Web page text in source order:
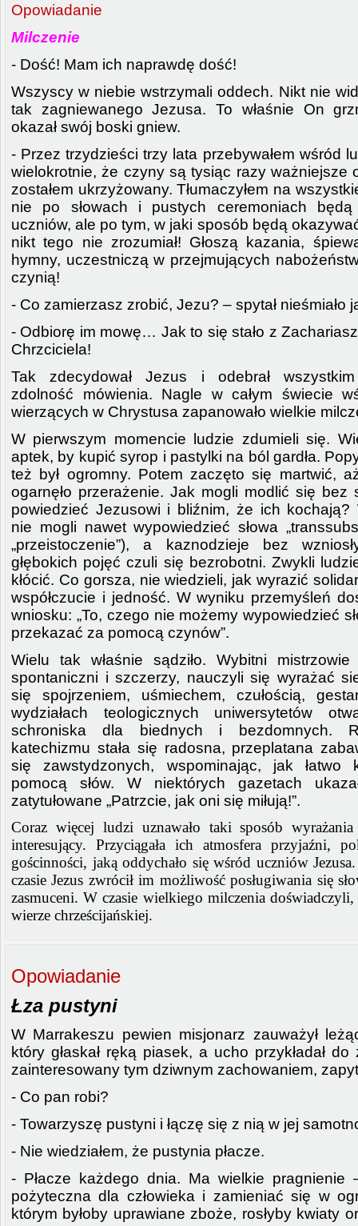
Opowiadanie
Milczenie
- Dość! Mam ich naprawdę dość!
Wszyscy w niebie wstrzymali oddech. Nikt nie
tak zagniewanego Jezusa. To właśnie On
okazał swój boski gniew.
- Przez trzydzieści trzy lata przebywałem wśród
wielokrotnie, że czyny są tysiąc razy ważniejsze
zostałem ukrzyżowany. Tłumaczyłem na
nie po słowach i pustych ceremoniach
uczniów, ale po tym, w jaki sposób będą
nikt tego nie zrozumiał! Głoszą kazania,
hymny, uczestniczą w przejmujących
czynią!
- Co zamierzasz zrobić, Jezu? – spytał nieśmiało
- Odbiorę im mowę… Jak to się stało z
Chrzciciela!
Tak zdecydował Jezus i odebrał
zdolność mówienia. Nagle w całym świecie
wierzących w Chrystusa zapanowało wielkie
W pierwszym momencie ludzie zdumieli się.
aptek, by kupić syrop i pastylki na ból gardła.
też był ogromny. Potem zaczęto się martwić,
ogarnęło przerażenie. Jak mogli modlić się bez
powiedzieć Jezusowi i bliźnim, że ich kochają?
nie mogli nawet wypowiedzieć słowa
„przeistoczenie”), a kaznodzieje bez
głębokich pojęć czuli się bezrobotni. Zwykli
kłócić. Co gorsza, nie wiedzieli, jak wyrazić
współczucie i jedność. W wyniku przemyśleń
wniosku: „To, czego nie możemy wypowiedzieć
przekazać za pomocą czynów”.
Wielu tak właśnie sądziło. Wybitni
spontaniczni i szczerzy, nauczyli się wyrażać
się spojrzeniem, uśmiechem, czułością,
wydziałach teologicznych uniwersytetów
schroniska dla biednych i bezdomnych.
katechizmu stała się radosna, przeplatana
się zawstydzonych, wspominając, jak łatwo
pomocą słów. W niektórych gazetach
zatytułowane „Patrzcie, jak oni się miłują!”.
Coraz więcej ludzi uznawało taki sposób
interesujący. Przyciągała ich atmosfera przyjaźni,
gościnności, jaką oddychało się wśród uczniów
czasie Jezus zwrócił im możliwość posługiwania się
zasmuceni. W czasie wielkiego milczenia doświadczyli,
wierze chrześcijańskiej.
Opowiadanie
Łza pustyni
W Marrakeszu pewien misjonarz zauważył
który głaskał ręką piasek, a ucho przykładał
zainteresowany tym dziwnym zachowaniem,
- Co pan robi?
- Towarzyszę pustyni i łączę się z nią w jej
- Nie wiedziałem, że pustynia płacze.
- Płacze każdego dnia. Ma wielkie pragnienie
pożyteczna dla człowieka i zamieniać się w
którym byłoby uprawiane zboże, rosłyby kwiaty